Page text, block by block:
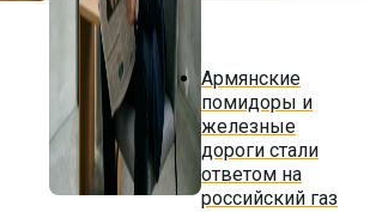
Армянские
помидоры и
железные
дороги стали
ответом на
российский газ